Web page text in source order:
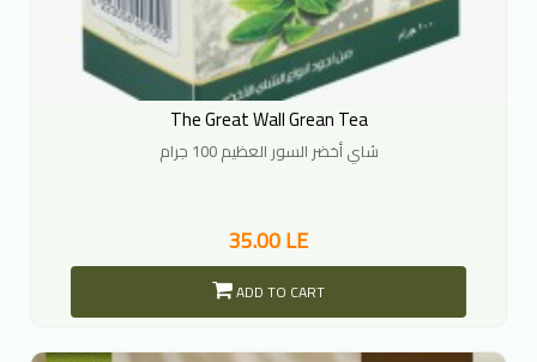
The Great Wall Grean Tea
شاي أخضر السور العظيم 100 جرام
35.00 LE
ADD TO CART